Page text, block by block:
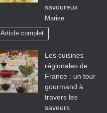
savoureux
Marise
Article complet
Les cuisines
régionales de
France : un tour
gourmand à
travers les
saveurs